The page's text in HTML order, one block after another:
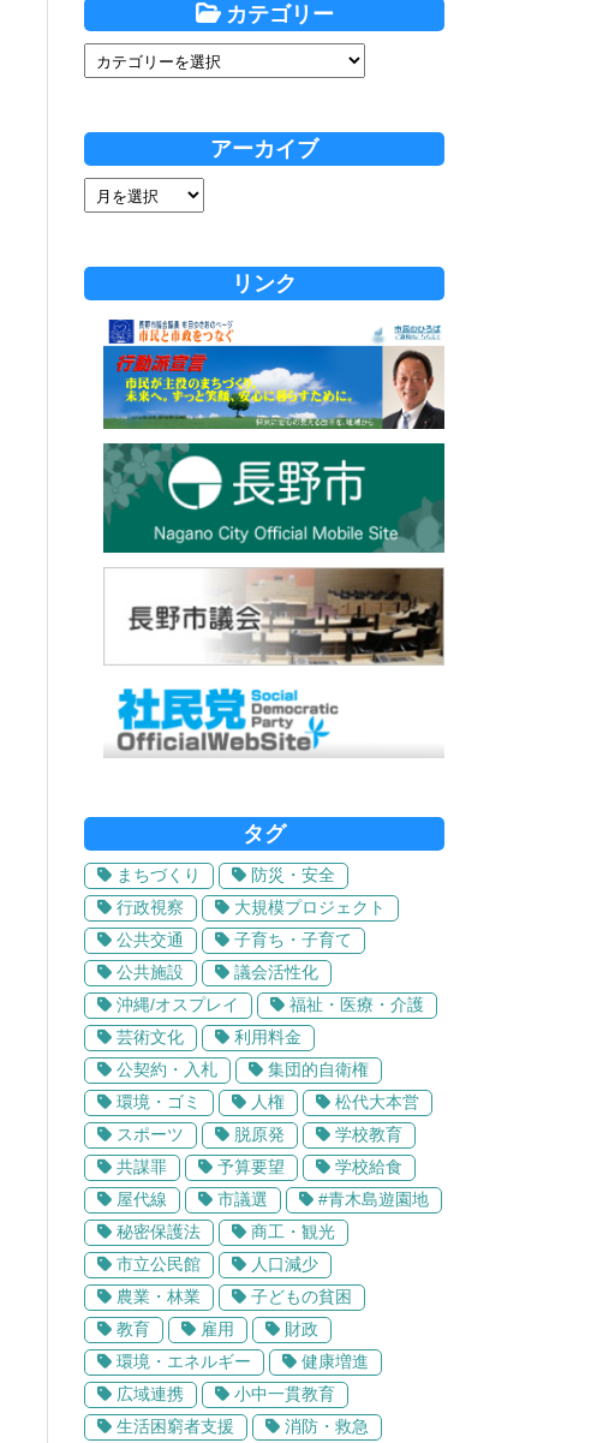
カテゴリー
アーカイブ
リンク
タグ
まちづくり
防災・安全
行政視察
大規模プロジェクト
公共交通
子育ち・子育て
公共施設
議会活性化
沖縄/オスプレイ
福祉・医療・介護
芸術文化
利用料金
公契約・入札
集団的自衛権
環境・ゴミ
人権
松代大本営
スポーツ
脱原発
学校教育
共謀罪
予算要望
学校給食
屋代線
市議選
#青木島遊園地
秘密保護法
商工・観光
市立公民館
人口減少
農業・林業
子どもの貧困
教育
雇用
財政
環境・エネルギー
健康増進
広域連携
小中一貫教育
生活困窮者支援
消防・救急